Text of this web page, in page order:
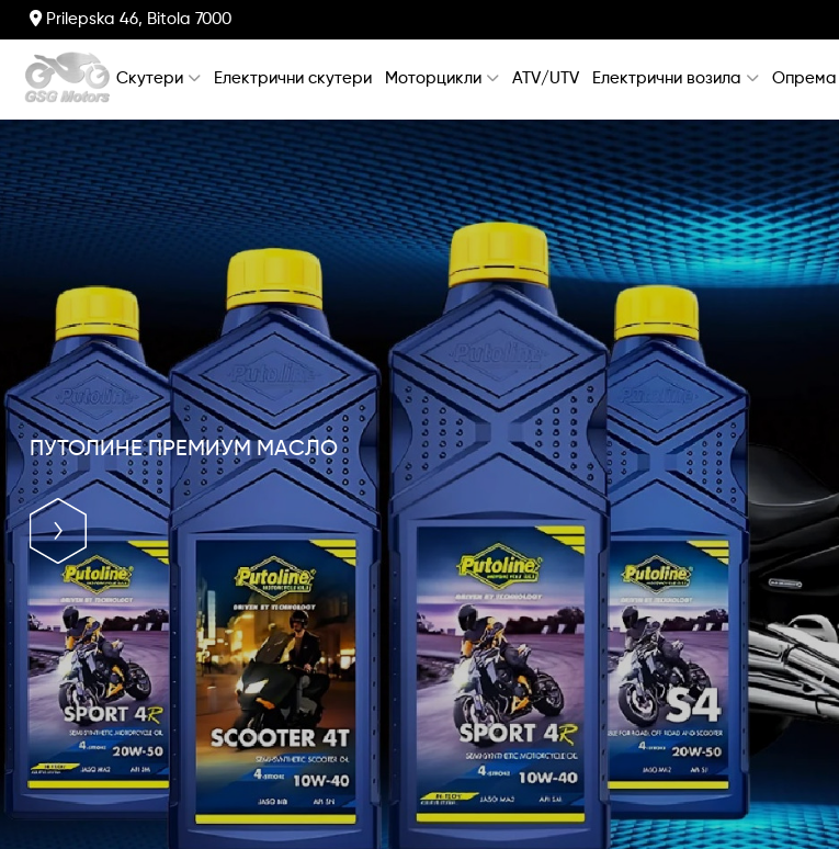
Prilepska 46, Bitola 7000
Скутери Електрични скутери Моторцикли ATV/UTV Електрични возила Опрема